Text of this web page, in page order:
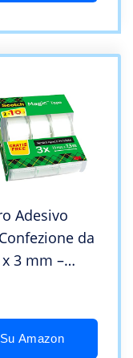
Adesivo
da
3 mm –
Amazon